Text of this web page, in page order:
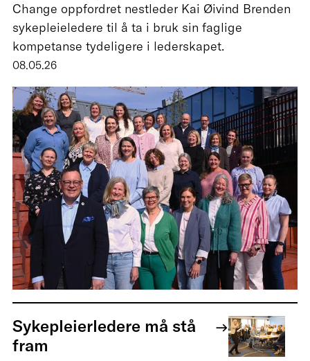
Change oppfordret nestleder Kai Øivind Brenden
sykepleieledere til å ta i bruk sin faglige
kompetanse tydeligere i lederskapet.
08.05.26
Sykepleierledere må stå
fram